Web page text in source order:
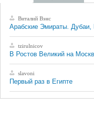
Виталий Вэнс
Арабские Эмираты.
tzirulnicov
В Ростов Великий на
slavoni
Первый раз в Египте